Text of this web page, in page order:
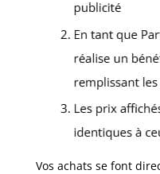
Vos achats se font